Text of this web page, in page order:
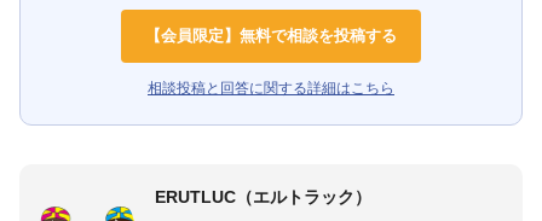
【会員限定】無料で相談を投稿する
相談投稿と回答に関する詳細はこちら
ERUTLUC（エルトラック）